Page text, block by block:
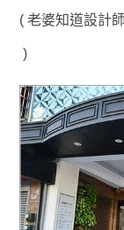
( 老婆知道設計
)